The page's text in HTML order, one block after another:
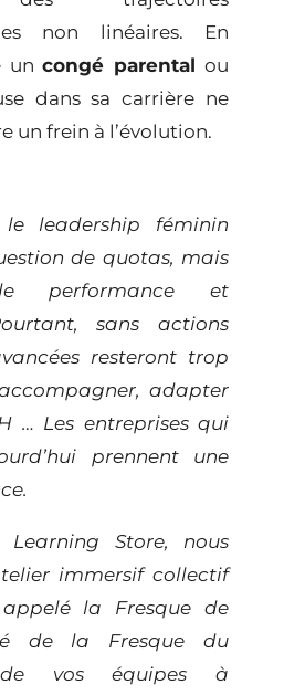
non linéaires. En
uncongé parental ou
dans sa carrière ne
un frein à l’évolution.
leadership féminin
de quotas, mais
performance et
sans actions
resteront trop
adapter
… Les entreprises qui
prennent une
Learning Store, nous
immersif collectif
la Fresque de
de la Fresque du
vos équipes à